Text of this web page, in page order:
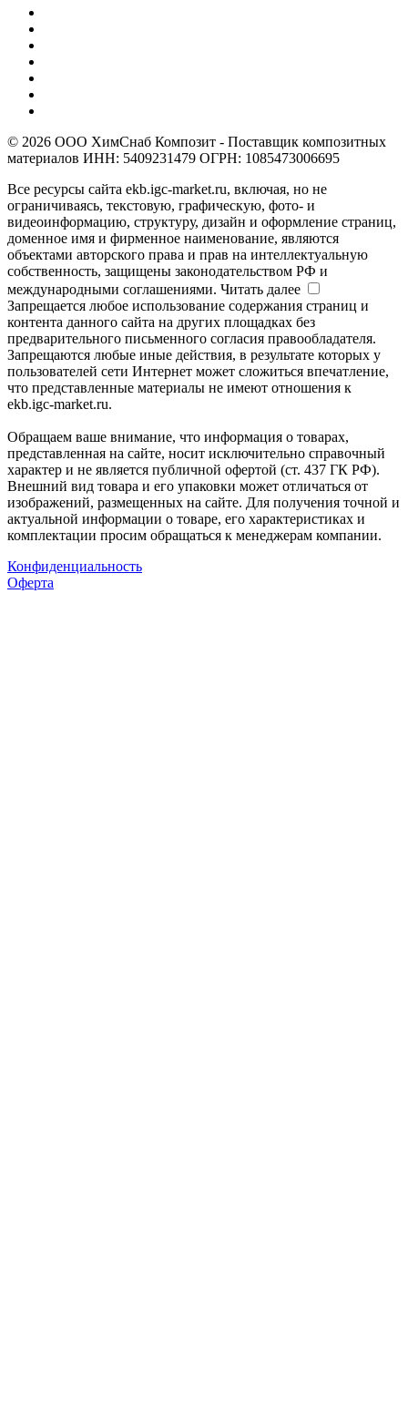
© 2026 ООО ХимСнаб Композит - Поставщик композитных
материалов ИНН: 5409231479 ОГРН: 1085473006695
Все ресурсы сайта ekb.igc-market.ru, включая, но не
ограничиваясь, текстовую, графическую, фото- и
видеоинформацию, структуру, дизайн и оформление страниц,
доменное имя и фирменное наименование, являются
объектами авторского права и прав на интеллектуальную
собственность, защищены законодательством РФ и
международными соглашениями. Читать далее
Запрещается любое использование содержания страниц и
контента данного сайта на других площадках без
предварительного письменного согласия правообладателя.
Запрещаются любые иные действия, в результате которых у
пользователей сети Интернет может сложиться впечатление,
что представленные материалы не имеют отношения к
ekb.igc-market.ru.
Обращаем ваше внимание, что информация о товарах,
представленная на сайте, носит исключительно справочный
характер и не является публичной офертой (ст. 437 ГК РФ).
Внешний вид товара и его упаковки может отличаться от
изображений, размещенных на сайте. Для получения точной и
актуальной информации о товаре, его характеристиках и
комплектации просим обращаться к менеджерам компании.
Конфиденциальность
Оферта